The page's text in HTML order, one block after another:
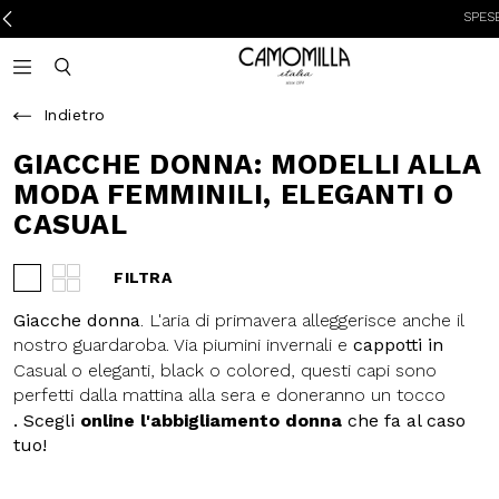
SPESE
Camomilla Italia®
Indietro
GIACCHE DONNA: MODELLI ALLA
MODA FEMMINILI, ELEGANTI O
CASUAL
FILTRA
Giacche donna. L'aria di primavera alleggerisce anche il
nostro guardaroba. Via piumini invernali e cappotti in
lana, dentro giacche e, se preferisci,blazer.
Casual o eleganti, black o colored, questi capi sono
perfetti dalla mattina alla sera e doneranno un tocco
glam ad ogni tuo outfit. Aggiungono stile con discrezione,
e sono perfetti in qualsiasi stagione. Abbina
. Scegli online l'abbigliamento donna che fa al caso
tuo!